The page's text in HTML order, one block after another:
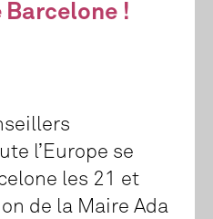
!
l’Europe se
les 21 et
de la Maire Ada